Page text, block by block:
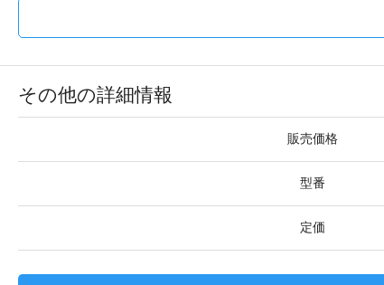
その他の詳細情報
販売価格
型番
定価